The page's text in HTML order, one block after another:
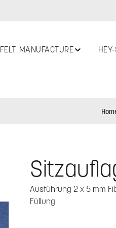
FELT MANUFACTURE
Ausführung 2 x 5 mm
Füllung